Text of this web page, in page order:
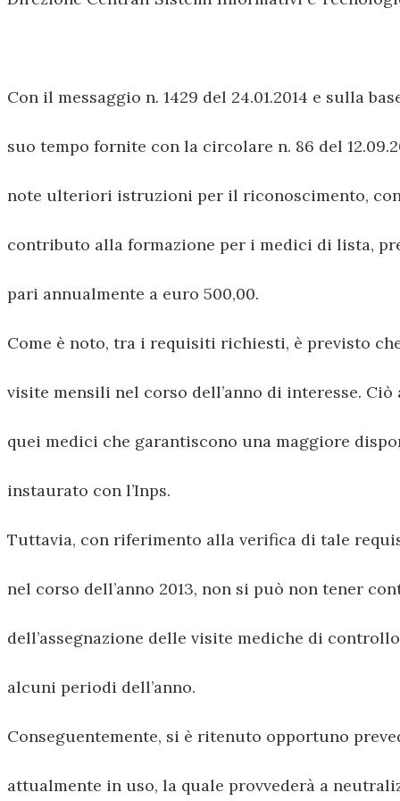
Con il messaggio n. 1429 del 24.01.2014 e sulla
suo tempo fornite con la circolare n. 86 del
note ulteriori istruzioni per il riconoscimento, con
contributo alla formazione per i medici di lista,
pari annualmente a euro 500,00.
Come è noto, tra i requisiti richiesti, è previsto
visite mensili nel corso dell’anno di interesse.
quei medici che garantiscono una maggiore
instaurato con l’Inps.
Tuttavia, con riferimento alla verifica di tale
nel corso dell’anno 2013, non si può non tener
dell’assegnazione delle visite mediche di
alcuni periodi dell’anno.
Conseguentemente, si è ritenuto opportuno
attualmente in uso, la quale provvederà a